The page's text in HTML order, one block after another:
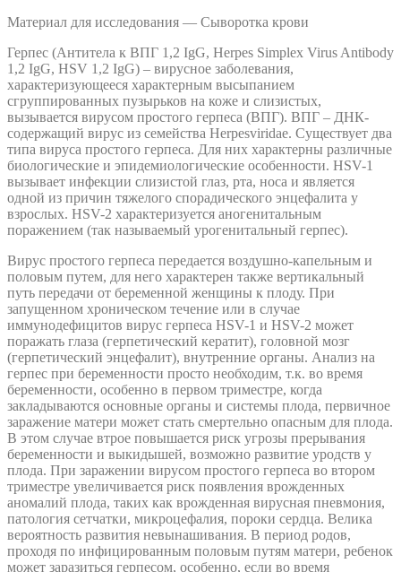
Материал для исследования — Сыворотка крови
Герпес (Антитела к ВПГ 1,2 IgG, Herpes Simplex Virus Antibody
1,2 IgG, HSV 1,2 IgG) – вирусное заболевания,
характеризующееся характерным высыпанием
сгруппированных пузырьков на коже и слизистых,
вызывается вирусом простого герпеса (ВПГ). ВПГ – ДНК-
содержащий вирус из семейства Herpesviridae. Существует два
типа вируса простого герпеса. Для них характерны различные
биологические и эпидемиологические особенности. HSV-1
вызывает инфекции слизистой глаз, рта, носа и является
одной из причин тяжелого спорадического энцефалита у
взрослых. HSV-2 характеризуется аногенитальным
поражением (так называемый урогенитальный герпес).
Вирус простого герпеса передается воздушно-капельным и
половым путем, для него характерен также вертикальный
путь передачи от беременной женщины к плоду. При
запущенном хроническом течение или в случае
иммунодефицитов вирус герпеса HSV-1 и HSV-2 может
поражать глаза (герпетический кератит), головной мозг
(герпетический энцефалит), внутренние органы. Анализ на
герпес при беременности просто необходим, т.к. во время
беременности, особенно в первом триместре, когда
закладываются основные органы и системы плода, первичное
заражение матери может стать смертельно опасным для плода.
В этом случае втрое повышается риск угрозы прерывания
беременности и выкидышей, возможно развитие уродств у
плода. При заражении вирусом простого герпеса во втором
триместре увеличивается риск появления врожденных
аномалий плода, таких как врожденная вирусная пневмония,
патология сетчатки, микроцефалия, пороки сердца. Велика
вероятность развития невынашивания. В период родов,
проходя по инфицированным половым путям матери, ребенок
может заразиться герпесом, особенно, если во время